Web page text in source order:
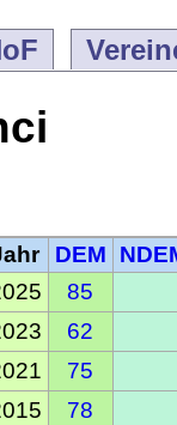
DEM
85
62
75
78